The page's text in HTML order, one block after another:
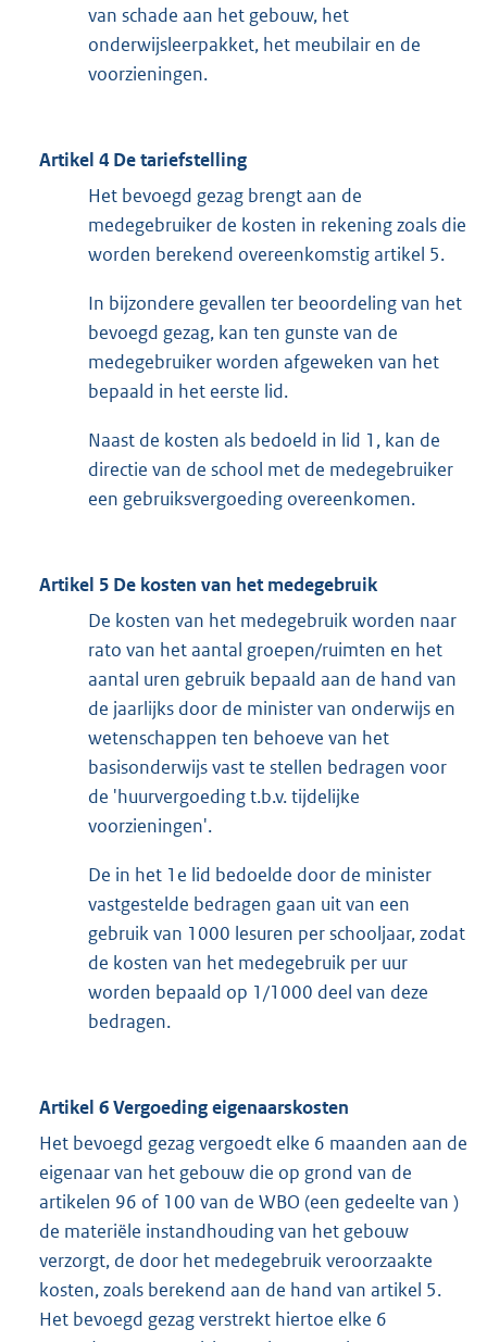
van schade aan het gebouw, het
onderwijsleerpakket, het meubilair en de
voorzieningen.
Artikel 4 De tariefstelling
Het bevoegd gezag brengt aan de
medegebruiker de kosten in rekening zoals die
worden berekend overeenkomstig artikel 5.
In bijzondere gevallen ter beoordeling van het
bevoegd gezag, kan ten gunste van de
medegebruiker worden afgeweken van het
bepaald in het eerste lid.
Naast de kosten als bedoeld in lid 1, kan de
directie van de school met de medegebruiker
een gebruiksvergoeding overeenkomen.
Artikel 5 De kosten van het medegebruik
De kosten van het medegebruik worden naar
rato van het aantal groepen/ruimten en het
aantal uren gebruik bepaald aan de hand van
de jaarlijks door de minister van onderwijs en
wetenschappen ten behoeve van het
basisonderwijs vast te stellen bedragen voor
de 'huurvergoeding t.b.v. tijdelijke
voorzieningen'.
De in het 1e lid bedoelde door de minister
vastgestelde bedragen gaan uit van een
gebruik van 1000 lesuren per schooljaar, zodat
de kosten van het medegebruik per uur
worden bepaald op 1/1000 deel van deze
bedragen.
Artikel 6 Vergoeding eigenaarskosten
Het bevoegd gezag vergoedt elke 6 maanden aan de
eigenaar van het gebouw die op grond van de
artikelen 96 of 100 van de WBO (een gedeelte van )
de materiële instandhouding van het gebouw
verzorgt, de door het medegebruik veroorzaakte
kosten, zoals berekend aan de hand van artikel 5.
Het bevoegd gezag verstrekt hiertoe elke 6